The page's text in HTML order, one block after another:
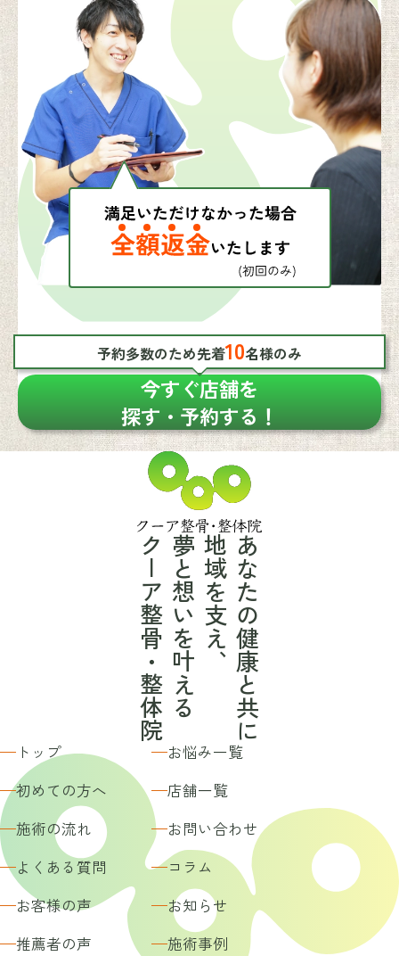
予約多数のため先着10名様のみ
今すぐ店舗を
探す・予約する！
あなたの健康と共に
地域を支え、
夢と想いを叶える
クーア整骨・整体院
トップ
お悩み一覧
初めての方へ
店舗一覧
施術の流れ
お問い合わせ
よくある質問
コラム
お客様の声
お知らせ
推薦者の声
施術事例